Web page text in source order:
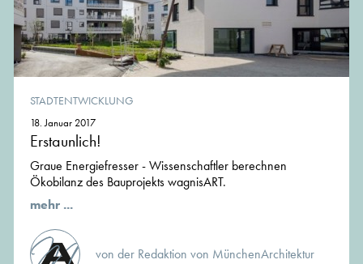
STADTENTWICKLUNG
18. Januar 2017
Erstaunlich!
Graue Energiefresser - Wissenschaftler berechnen
Ökobilanz des Bauprojekts wagnisART.
mehr ...
von der Redaktion von MünchenArchitektur